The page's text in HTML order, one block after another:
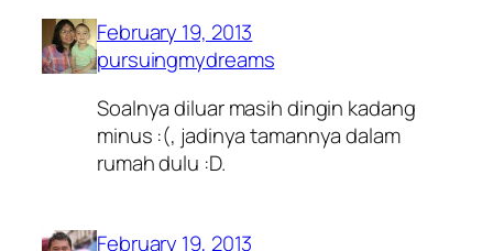
February 19, 2013
pursuingmydreams
Soalnya diluar masih dingin kadang
minus :(, jadinya tamannya dalam
rumah dulu :D.
February 19, 2013